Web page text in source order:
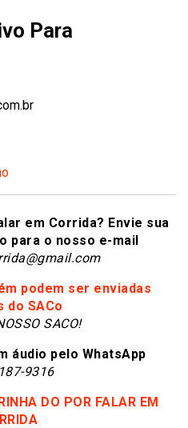
Para
em Corrida? Envie sua
para o nosso e-mail
podem ser enviadas
do SACo
SACO!
áudio pelo WhatsApp
9316
DO POR FALAR EM